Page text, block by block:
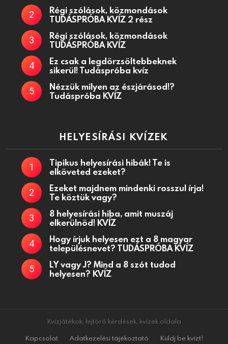
Régi szólások, közmondások
TUDÁSPRÓBA KVÍZ 2 rész
Régi szólások, közmondások
TUDÁSPRÓBA KVÍZ
Ez csak a legdörzsöltebbeknek
sikerül! Tudáspróba kvíz
Nézzük milyen az észjárásod!?
Tudáspróba KVÍZ
HELYESÍRÁSI KVÍZEK
Tipikus helyesírási hibák! Te is
elköveted ezeket?
Ezeket majdnem mindenki rosszul írja!
Te köztük vagy?
8 helyesírási hiba, amit muszáj
elkerülnöd! KVÍZ
Hogy írjuk helyesen ezt a 8 magyar
településnevet? TUDÁSPRÓBA KVÍZ
LY vagy J? Mind a 8 szót tudod
helyesen? KVÍZ
Kvízjátékok, fejtörő kérdések, kvízek oldala
Kapcsolat
Adatkezelési tájékoztató
Küldj be kvízt!